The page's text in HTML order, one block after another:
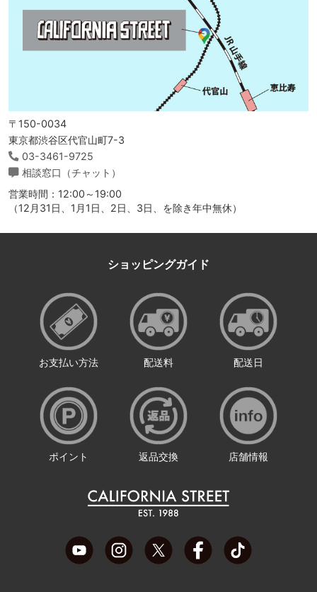
〒150-0034
東京都渋谷区代官山町7-3
03-3461-9725
相談窓口（チャット）
営業時間：12:00～19:00
（12月31日、1月1日、2日、3日、を除き年中無休）
ショッピングガイド
お支払い方法 配送料 配送日
ポイント 返品交換 店舗情報